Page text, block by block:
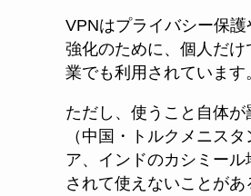
VPNはプライバシー保護
強化のために、個人だけ
業でも利用されています
ただし、使うこと自体が
（中国・トルクメニス
ア、インドのカシミー
されて使えないことが